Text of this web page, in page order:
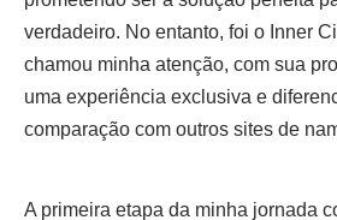
verdadeiro. No entanto, foi o Inner
chamou minha atenção, com sua
uma experiência exclusiva e
comparação com outros sites de
A primeira etapa da minha jornada